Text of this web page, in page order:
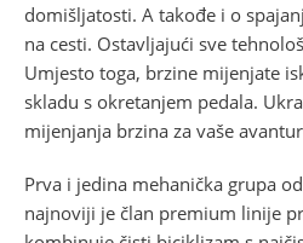
domišljatosti. A takođe i o
na cesti. Ostavljajući sve
Umjesto toga, brzine mijenjate
skladu s okretanjem pedala.
mijenjanja brzina za vaše
Prva i jedina mehanička grupa
najnoviji je član premium linije